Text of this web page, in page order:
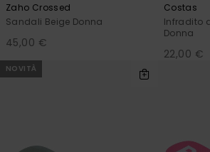
Zaho Crossed
Sandali Beige Donna
45,00 €
Costas
Infradito
Donna
22,00 €
NOVITÀ